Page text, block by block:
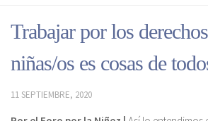
Trabajar por los
niñas/os es cosas de
11 SEPTIEMBRE, 2020